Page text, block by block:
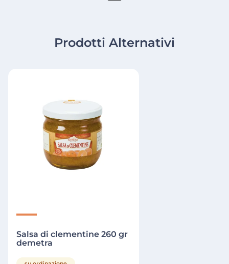
Prodotti Alternativi
Salsa di clementine 260 gr
demetra